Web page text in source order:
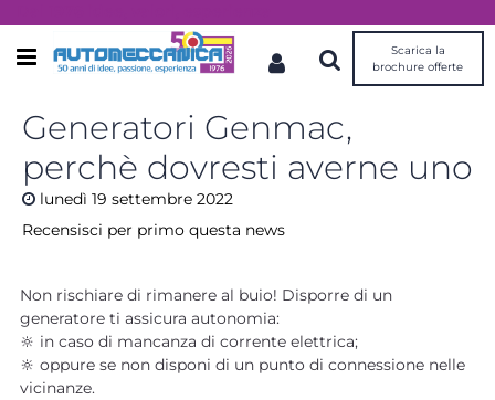
Open menu
Scarica la
brochure offerte
Generatori Genmac,
perchè dovresti averne uno
lunedì 19 settembre 2022
Recensisci per primo questa news
Non rischiare di rimanere al buio! Disporre di un
generatore ti assicura autonomia:
🔆 in caso di mancanza di corrente elettrica;
🔆 oppure se non disponi di un punto di connessione nelle
vicinanze.